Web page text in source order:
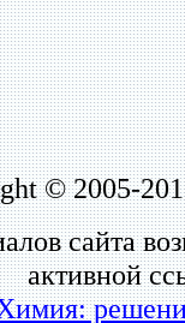
© 2005-
сайта
активной